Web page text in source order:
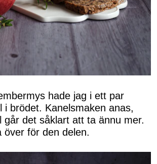
hade jag i ett par
i brödet. Kanelsmaken anas,
går det såklart att ta ännu mer.
över för den delen.